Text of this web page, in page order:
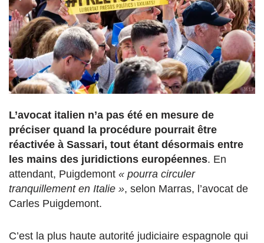
L’avocat italien n’a pas été en mesure de
préciser quand la procédure pourrait être
réactivée à Sassari, tout étant désormais entre
les mains des juridictions européennes. En
attendant, Puigdemont « pourra circuler
tranquillement en Italie », selon Marras, l’avocat de
Carles Puigdemont.
C’est la plus haute autorité judiciaire espagnole qui